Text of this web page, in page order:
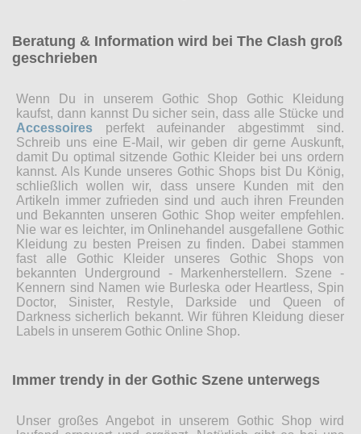
Beratung & Information wird bei The Clash groß
geschrieben
Wenn Du in unserem Gothic Shop Gothic Kleidung
kaufst, dann kannst Du sicher sein, dass alle Stücke und
Accessoires perfekt aufeinander abgestimmt sind.
Schreib uns eine E-Mail, wir geben dir gerne Auskunft,
damit Du optimal sitzende Gothic Kleider bei uns ordern
kannst. Als Kunde unseres Gothic Shops bist Du König,
schließlich wollen wir, dass unsere Kunden mit den
Artikeln immer zufrieden sind und auch ihren Freunden
und Bekannten unseren Gothic Shop weiter empfehlen.
Nie war es leichter, im Onlinehandel ausgefallene Gothic
Kleidung zu besten Preisen zu finden. Dabei stammen
fast alle Gothic Kleider unseres Gothic Shops von
bekannten Underground - Markenherstellern. Szene -
Kennern sind Namen wie Burleska oder Heartless, Spin
Doctor, Sinister, Restyle, Darkside und Queen of
Darkness sicherlich bekannt. Wir führen Kleidung dieser
Labels in unserem Gothic Online Shop.
Immer trendy in der Gothic Szene unterwegs
Unser großes Angebot in unserem Gothic Shop wird